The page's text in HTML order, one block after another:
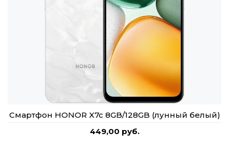
Смартфон HONOR X7c 8GB/128GB (лунный белый)
449,00 руб.